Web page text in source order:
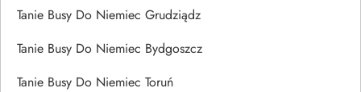
Tanie Busy Do Niemiec Grudziądz
Tanie Busy Do Niemiec Bydgoszcz
Tanie Busy Do Niemiec Toruń